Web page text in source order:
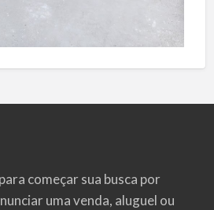
começar sua busca por
uma venda, aluguel ou